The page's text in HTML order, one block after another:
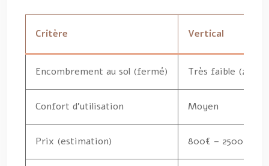
Critère Vertical
Encombrement au sol (fermé) Très faible (20-
Confort d’utilisation Moyen
Prix (estimation) 800€ – 2500€